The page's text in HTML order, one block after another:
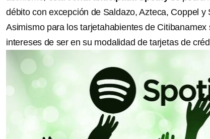
débito con excepción de Saldazo, Azteca, Coppel y
Asimismo para los tarjetahabientes de Citibanamex
intereses de ser en su modalidad de tarjetas de